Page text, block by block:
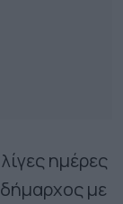
ημέρες
με